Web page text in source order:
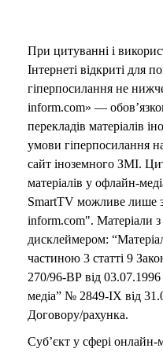
При цитуванні і
Інтернеті відкриті для
гіперпосилання не
inform.com» —
перекладів матеріалів
умови гіперпосилання
сайт іноземного ЗМІ.
матеріалів у офлайн-
SmartTV можливе лише
inform.com". Матеріали
дисклеймером:
частиною 3 статті 9
270/96-ВР від
медіа” № 2849-IX від
Договору/рахунка.
Суб’єкт у сфері онлайн-